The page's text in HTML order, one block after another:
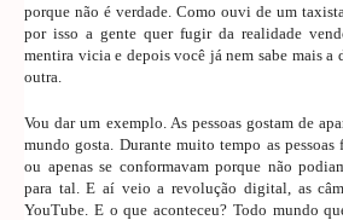
porque não é verdade. Como ouvi de um
por isso a gente quer fugir da realidade
mentira vicia e depois você já nem sabe mais a
outra.
Vou dar um exemplo. As pessoas gostam de
mundo gosta. Durante muito tempo as
ou apenas se conformavam porque não
para tal. E aí veio a revolução digital, as
YouTube. E o que aconteceu? Todo mundo